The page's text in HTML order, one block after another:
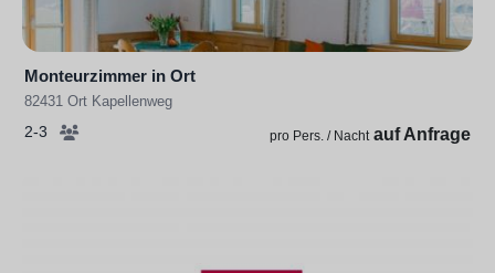
Monteurzimmer in Ort
82431 Ort Kapellenweg
2-3 pro Pers. / Nacht auf Anfrage